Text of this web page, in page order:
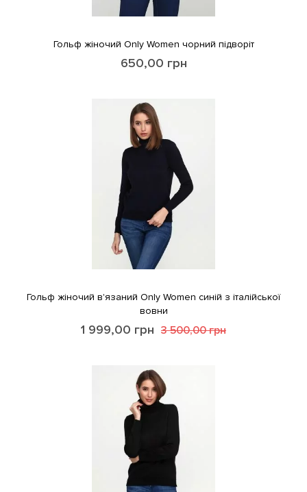
Гольф жіночий Only Women чорний підворіт
650,00 грн
Гольф жіночий в'язаний Only Women синій з італійської
вовни
1 999,00 грн 3 500,00грн